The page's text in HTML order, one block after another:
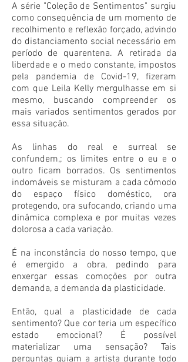
A série "Coleção de Sentimentos" surgiu
como consequência de um momento de
recolhimento e reflexão forçado, advindo
do distanciamento social necessário em
período de quarentena. A retirada da
liberdade e o medo constante, impostos
pela pandemia de Covid-19, fizeram
com que Leila Kelly mergulhasse em si
mesmo, buscando compreender os
mais variados sentimentos gerados por
essa situação.
As linhas do real e surreal se
confundem,; os limites entre o eu e o
outro ficam borrados. Os sentimentos
indomáveis se misturam a cada cômodo
do espaço físico doméstico, ora
protegendo, ora sufocando, criando uma
dinâmica complexa e por muitas vezes
dolorosa a cada variação.
É na inconstância do nosso tempo, que
é emergido a obra, pedindo para
enxergar essas comoções por outra
demanda, a demanda da plasticidade.
Então, qual a plasticidade de cada
sentimento? Que cor teria um específico
estado emocional? É possível
materializar uma sensação? Tais
perguntas guiam a artista durante todo